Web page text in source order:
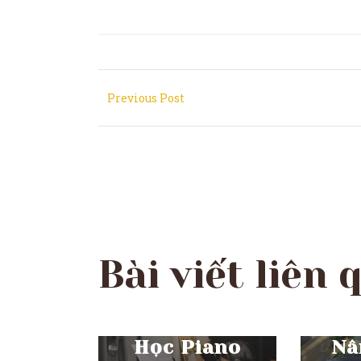
Previous Post
Bài viết liên
Học Piano